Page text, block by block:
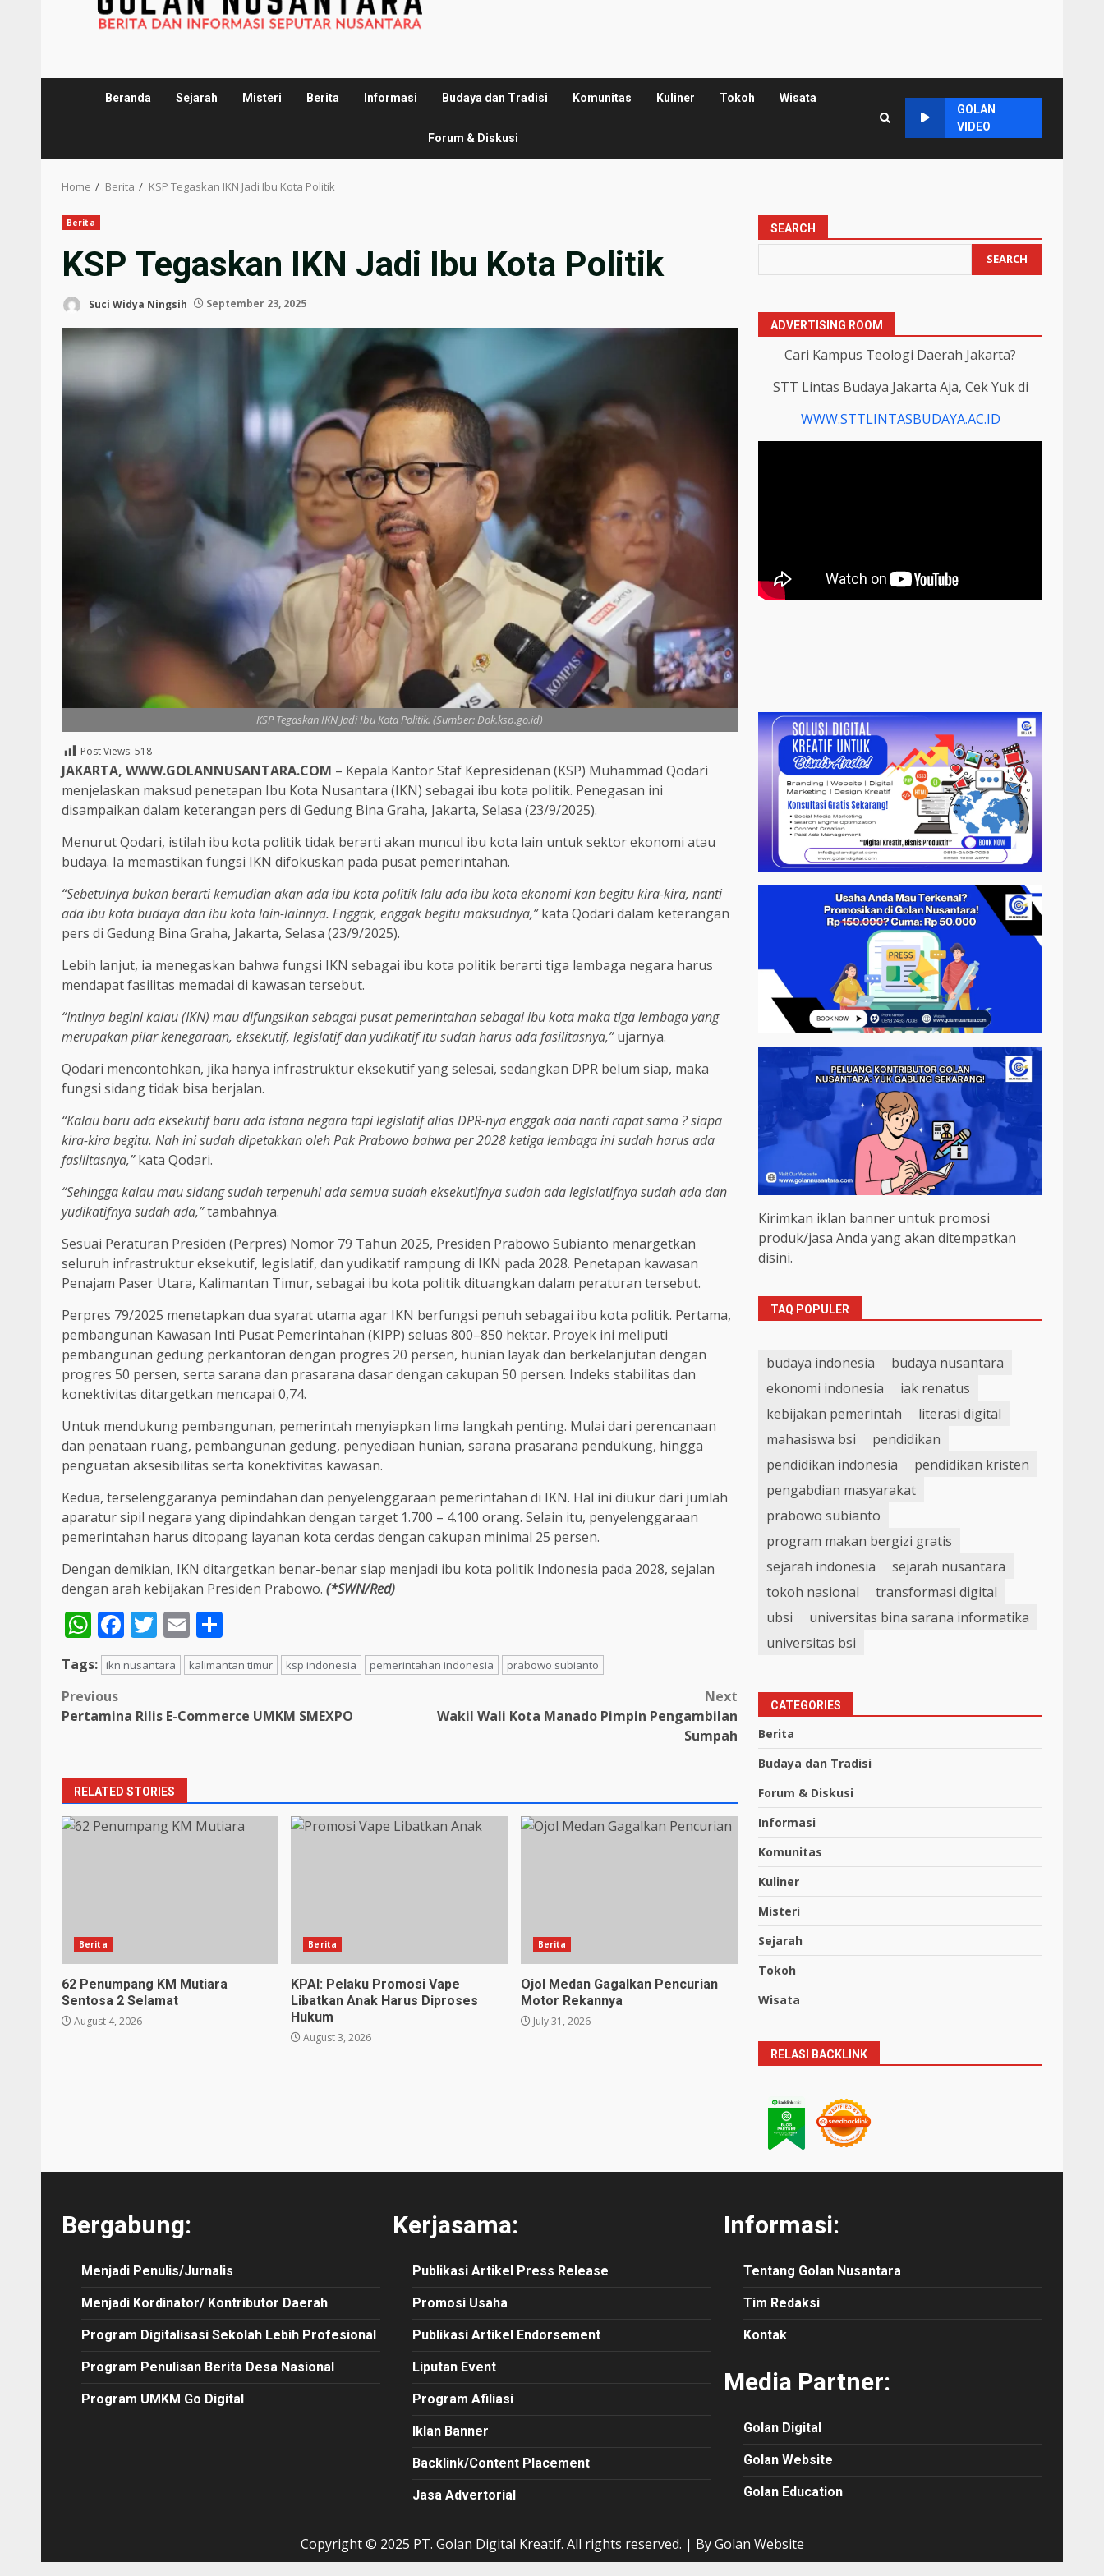
Beranda Sejarah Misteri Berita Informasi Budaya dan Tradisi Komunitas Kuliner Tokoh Wisata
Forum & Diskusi
GOLAN
VIDEO
Home Berita KSP Tegaskan IKN Jadi Ibu Kota Politik
Berita
KSP Tegaskan IKN Jadi Ibu Kota Politik
Suci Widya Ningsih September 23, 2025
KSP Tegaskan IKN Jadi Ibu Kota Politik. (Sumber: Dok.ksp.go.id)
Post Views: 518
JAKARTA, WWW.GOLANNUSANTARA.COM – Kepala Kantor Staf Kepresidenan (KSP) Muhammad Qodari
menjelaskan maksud penetapan Ibu Kota Nusantara (IKN) sebagai ibu kota politik. Penegasan ini
disampaikan dalam keterangan pers di Gedung Bina Graha, Jakarta, Selasa (23/9/2025).
Menurut Qodari, istilah ibu kota politik tidak berarti akan muncul ibu kota lain untuk sektor ekonomi atau
budaya. Ia memastikan fungsi IKN difokuskan pada pusat pemerintahan.
“Sebetulnya bukan berarti kemudian akan ada ibu kota politik lalu ada ibu kota ekonomi kan begitu kira-kira, nanti
ada ibu kota budaya dan ibu kota lain-lainnya. Enggak, enggak begitu maksudnya,”kata Qodari dalam keterangan
pers di Gedung Bina Graha, Jakarta, Selasa (23/9/2025).
Lebih lanjut, ia menegaskan bahwa fungsi IKN sebagai ibu kota politik berarti tiga lembaga negara harus
mendapat fasilitas memadai di kawasan tersebut.
“Intinya begini kalau (IKN) mau difungsikan sebagai pusat pemerintahan sebagai ibu kota maka tiga lembaga yang
merupakan pilar kenegaraan, eksekutif, legislatif dan yudikatif itu sudah harus ada fasilitasnya,”ujarnya.
Qodari mencontohkan, jika hanya infrastruktur eksekutif yang selesai, sedangkan DPR belum siap, maka
fungsi sidang tidak bisa berjalan.
“Kalau baru ada eksekutif baru ada istana negara tapi legislatif alias DPR-nya enggak ada nanti rapat sama ? siapa
kira-kira begitu. Nah ini sudah dipetakkan oleh Pak Prabowo bahwa per 2028 ketiga lembaga ini sudah harus ada
fasilitasnya,”kata Qodari.
“Sehingga kalau mau sidang sudah terpenuhi ada semua sudah eksekutifnya sudah ada legislatifnya sudah ada dan
yudikatifnya sudah ada,”tambahnya.
Sesuai Peraturan Presiden (Perpres) Nomor 79 Tahun 2025, Presiden Prabowo Subianto menargetkan
seluruh infrastruktur eksekutif, legislatif, dan yudikatif rampung di IKN pada 2028. Penetapan kawasan
Penajam Paser Utara, Kalimantan Timur, sebagai ibu kota politik dituangkan dalam peraturan tersebut.
Perpres 79/2025 menetapkan dua syarat utama agar IKN berfungsi penuh sebagai ibu kota politik. Pertama,
pembangunan Kawasan Inti Pusat Pemerintahan (KIPP) seluas 800–850 hektar. Proyek ini meliputi
pembangunan gedung perkantoran dengan progres 20 persen, hunian layak dan berkelanjutan dengan
progres 50 persen, serta sarana dan prasarana dasar dengan cakupan 50 persen. Indeks stabilitas dan
konektivitas ditargetkan mencapai 0,74.
Untuk mendukung pembangunan, pemerintah menyiapkan lima langkah penting. Mulai dari perencanaan
dan penataan ruang, pembangunan gedung, penyediaan hunian, sarana prasarana pendukung, hingga
penguatan aksesibilitas serta konektivitas kawasan.
Kedua, terselenggaranya pemindahan dan penyelenggaraan pemerintahan di IKN. Hal ini diukur dari jumlah
aparatur sipil negara yang dipindahkan dengan target 1.700 – 4.100 orang. Selain itu, penyelenggaraan
pemerintahan harus ditopang layanan kota cerdas dengan cakupan minimal 25 persen.
Dengan demikian, IKN ditargetkan benar-benar siap menjadi ibu kota politik Indonesia pada 2028, sejalan
dengan arah kebijakan Presiden Prabowo. (*SWN/Red)
WhatsApp
Facebook
Twitter
Email
Tags: ikn nusantara kalimantan timur ksp indonesia pemerintahan indonesia prabowo subianto
Post
Previous
Pertamina Rilis E-Commerce UMKM SMEXPO
Next
Wakil Wali Kota Manado Pimpin Pengambilan
Sumpah
RELATED STORIES
Berita
62 Penumpang KM Mutiara
Sentosa 2 Selamat
August 4, 2026
Berita
KPAI: Pelaku Promosi Vape
Libatkan Anak Harus Diproses
Hukum
August 3, 2026
Berita
Ojol Medan Gagalkan Pencurian
Motor Rekannya
July 31, 2026
SEARCH
SEARCH
ADVERTISING ROOM
Cari Kampus Teologi Daerah Jakarta?
STT Lintas Budaya Jakarta Aja, Cek Yuk di
WWW.STTLINTASBUDAYA.AC.ID
Kirimkan iklan banner untuk promosi
produk/jasa Anda yang akan ditempatkan
disini.
TAQ POPULER
budaya indonesia
budaya nusantara
ekonomi indonesia
iak renatus
kebijakan pemerintah
literasi digital
mahasiswa bsi
pendidikan
pendidikan indonesia
pendidikan kristen
pengabdian masyarakat
prabowo subianto
program makan bergizi gratis
sejarah indonesia
sejarah nusantara
tokoh nasional
transformasi digital
ubsi
universitas bina sarana informatika
universitas bsi
CATEGORIES
Berita
Budaya dan Tradisi
Forum & Diskusi
Informasi
Komunitas
Kuliner
Misteri
Sejarah
Tokoh
Wisata
RELASI BACKLINK
Bergabung:
Menjadi Penulis/Jurnalis
Menjadi Kordinator/ Kontributor Daerah
Program Digitalisasi Sekolah Lebih Profesional
Program Penulisan Berita Desa Nasional
Program UMKM Go Digital
Kerjasama:
Publikasi Artikel Press Release
Promosi Usaha
Publikasi Artikel Endorsement
Liputan Event
Program Afiliasi
Iklan Banner
Backlink/Content Placement
Jasa Advertorial
Informasi:
Tentang Golan Nusantara
Tim Redaksi
Kontak
Media Partner:
Golan Digital
Golan Website
Golan Education
Copyright © 2025 PT. Golan Digital Kreatif. All rights reserved. | By Golan Website